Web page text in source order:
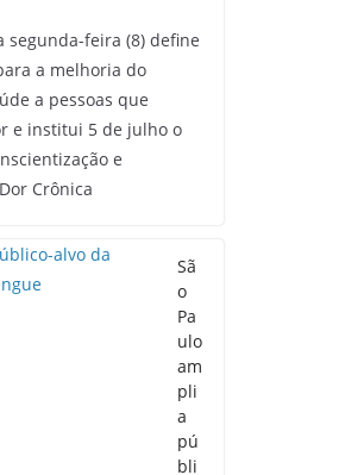
segunda-feira (8) define
a melhoria do
a pessoas que
e institui 5 de julho o
e
Crônica
Sã
o
Pa
ulo
am
pli
a
pú
bli